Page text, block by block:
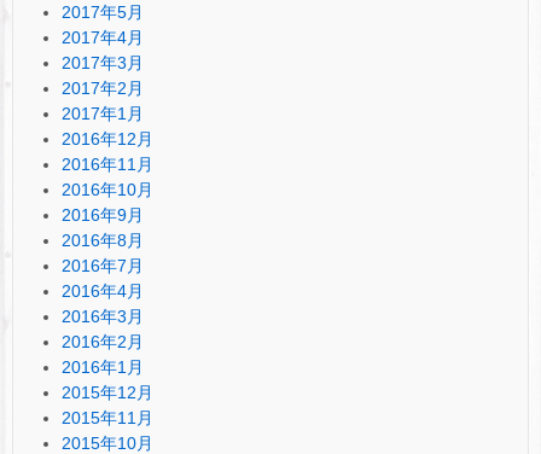
2017年5月
2017年4月
2017年3月
2017年2月
2017年1月
2016年12月
2016年11月
2016年10月
2016年9月
2016年8月
2016年7月
2016年4月
2016年3月
2016年2月
2016年1月
2015年12月
2015年11月
2015年10月